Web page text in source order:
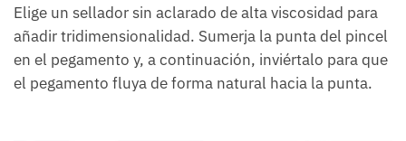
Elige un sellador sin aclarado de alta viscosidad para
añadir tridimensionalidad. Sumerja la punta del pincel
en el pegamento y, a continuación, inviértalo para que
el pegamento fluya de forma natural hacia la punta.